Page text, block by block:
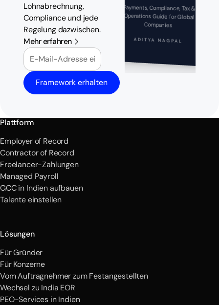
Lohnabrechnung,
Compliance und jede
Regelung dazwischen.
Mehr erfahren
E-Mail
Framework erhalten
Payments, Compliance, Tax &
Operations Guide for Global
Companies
ADITYA NAGPAL
Plattform
Employer of Record
Contractor of Record
Freelancer-Zahlungen
Managed Payroll
GCC in Indien aufbauen
Talente einstellen
Lösungen
Für Gründer
Für Konzerne
Vom Auftragnehmer zum Festangestellten
Wechsel zu India EOR
PEO-Services in Indien